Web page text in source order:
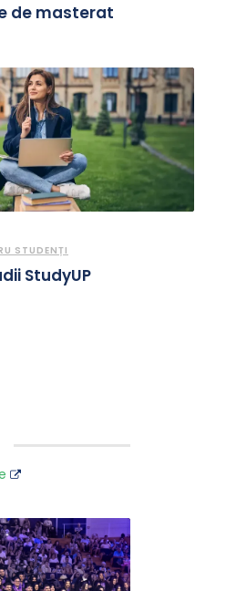
de masterat
STUDENȚI
StudyUP